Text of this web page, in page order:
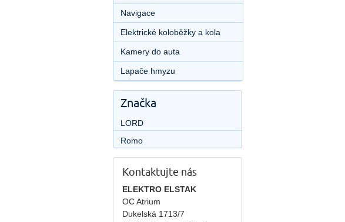
Navigace
Elektrické koloběžky a kola
Kamery do auta
Lapače hmyzu
Značka
LORD
Romo
Kontaktujte nás
ELEKTRO ELSTAK
OC Atrium
Dukelská 1713/7